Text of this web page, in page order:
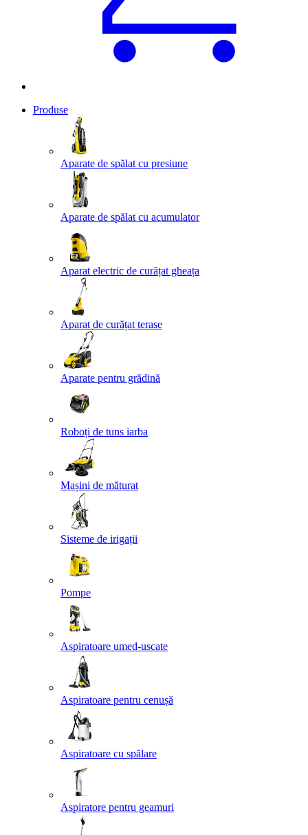
Produse
Aparate de spălat cu presiune
Aparate de spălat cu acumulator
Aparat electric de curățat gheața
Aparat de curățat terase
Aparate pentru grădină
Roboți de tuns iarba
Mașini de măturat
Sisteme de irigații
Pompe
Aspiratoare umed-uscate
Aspiratoare pentru cenușă
Aspiratoare cu spălare
Aspiratore pentru geamuri